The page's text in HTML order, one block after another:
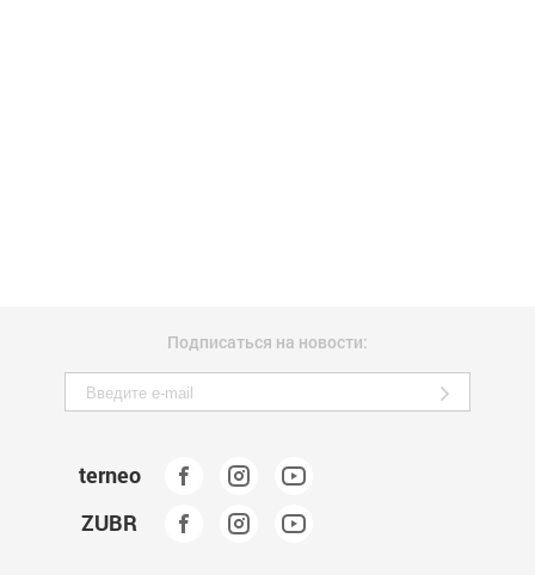
Подписаться на новости:
terneo
ZUBR